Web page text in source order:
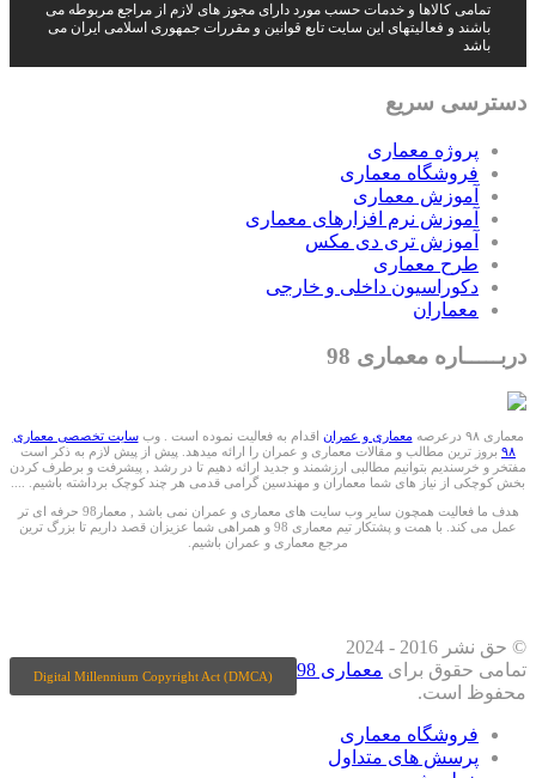
تمامی کالاها و خدمات حسب مورد دارای مجوز های لازم از مراجع مربوطه می
باشند و فعالیتهای این سایت تابع قوانین و مقررات جمهوری اسلامی ایران می
باشد
دسترسی سریع
پروژه معماری
فروشگاه معماری
آموزش معماری
آموزش نرم افزارهای معماری
آموزش تری دی مکس
طرح معماری
دکوراسیون داخلی و خارجی
معماران
دربـــــاره معماری 98
معماری ۹۸ درعرصه معماری و عمران اقدام به فعالیت نموده است . وبسایت تخصصی معماری
۹۸ بروز ترین مطالب و مقالات معماری و عمران را ارائه میدهد. پیش از پیش لازم به ذکر است
مفتخر و خرسندیم بتوانیم مطالبی ارزشمند و جدید ارائه دهیم تا در رشد , پیشرفت و برطرف کردن
بخش کوچکی از نیاز های شما معماران و مهندسین گرامی قدمی هر چند کوچک برداشته باشیم. ....
هدف ما فعالیت همچون سایر وب سایت های معماری و عمران نمی باشد , معمار98 حرفه ای تر
عمل می کند. با همت و پشتکار تیم معماری 98 و همراهی شما عزیزان قصد داریم تا بزرگ ترین
مرجع معماری و عمران باشیم.
Digital Millennium Copyright Act (DMCA)
© حق نشر 2016 - 2024
تمامی حقوق برای معماری 98
محفوظ است.
فروشگاه معماری
پرسش های متداول